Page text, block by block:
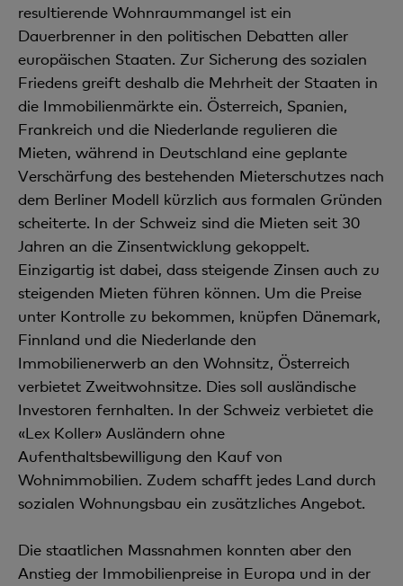
resultierende Wohnraummangel ist ein
Dauerbrenner in den politischen Debatten aller
europäischen Staaten. Zur Sicherung des sozialen
Friedens greift deshalb die Mehrheit der Staaten in
die Immobilienmärkte ein. Österreich, Spanien,
Frankreich und die Niederlande regulieren die
Mieten, während in Deutschland eine geplante
Verschärfung des bestehenden Mieterschutzes nach
dem Berliner Modell kürzlich aus formalen Gründen
scheiterte. In der Schweiz sind die Mieten seit 30
Jahren an die Zinsentwicklung gekoppelt.
Einzigartig ist dabei, dass steigende Zinsen auch zu
steigenden Mieten führen können. Um die Preise
unter Kontrolle zu bekommen, knüpfen Dänemark,
Finnland und die Niederlande den
Immobilienerwerb an den Wohnsitz, Österreich
verbietet Zweitwohnsitze. Dies soll ausländische
Investoren fernhalten. In der Schweiz verbietet die
«Lex Koller» Ausländern ohne
Aufenthaltsbewilligung den Kauf von
Wohnimmobilien. Zudem schafft jedes Land durch
sozialen Wohnungsbau ein zusätzliches Angebot.
Die staatlichen Massnahmen konnten aber den
Anstieg der Immobilienpreise in Europa und in der